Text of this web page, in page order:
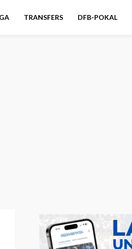
TRANSFERS DFB-POKAL